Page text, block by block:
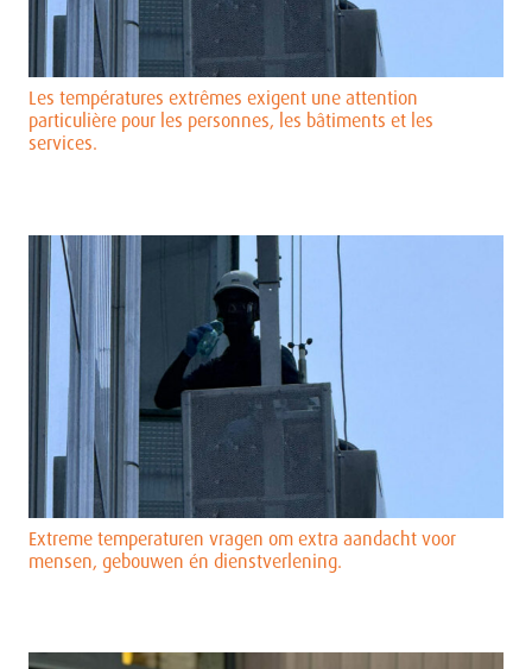
Les températures extrêmes exigent une attention
particulière pour les personnes, les bâtiments et les
services.
Extreme temperaturen vragen om extra aandacht voor
mensen, gebouwen én dienstverlening.